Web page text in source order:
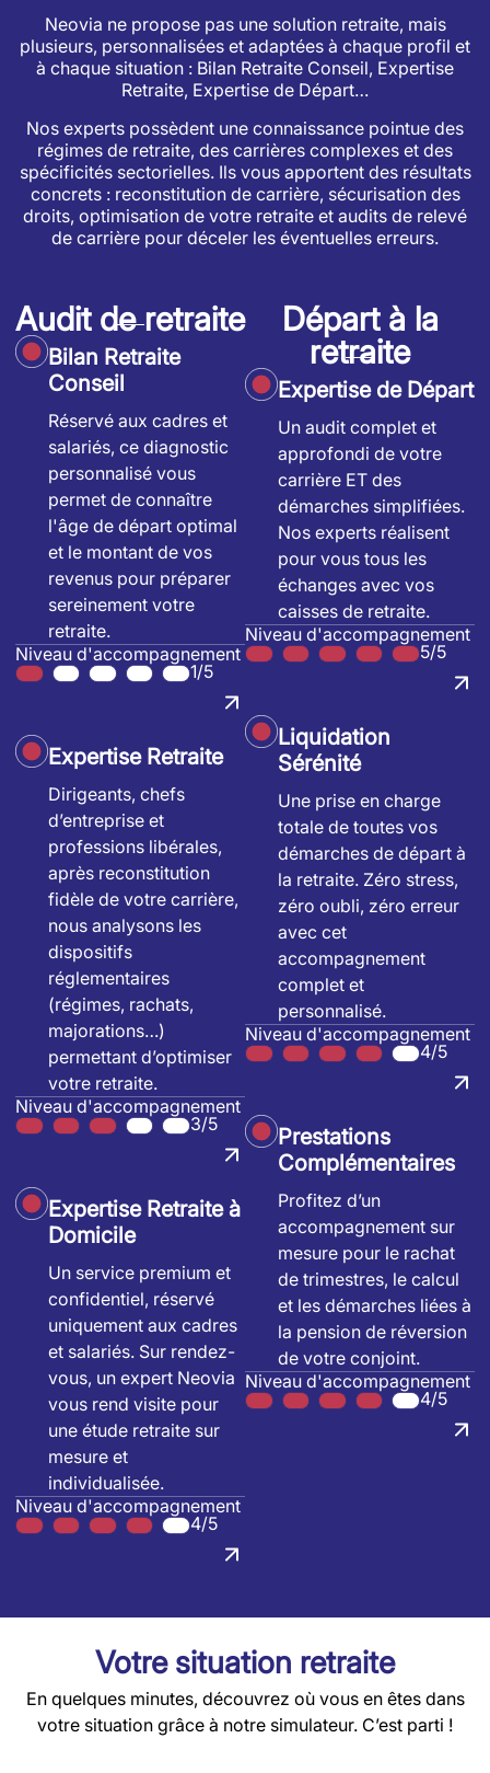
Neovia ne propose pas une solution retraite, mais
plusieurs, personnalisées et adaptées à chaque profil et
à chaque situation : Bilan Retraite Conseil, Expertise
Retraite, Expertise de Départ…
Nos experts possèdent une connaissance pointue des
régimes de retraite, des carrières complexes et des
spécificités sectorielles. Ils vous apportent des résultats
concrets : reconstitution de carrière, sécurisation des
droits, optimisation de votre retraite et audits de relevé
de carrière pour déceler les éventuelles erreurs.
Audit de retraite
Bilan Retraite
Conseil
Réservé aux cadres et
salariés, ce diagnostic
personnalisé vous
permet de connaître
l'âge de départ optimal
et le montant de vos
revenus pour préparer
sereinement votre
retraite.
Niveau d'accompagnement
1/5
Expertise Retraite
Dirigeants, chefs
d’entreprise et
professions libérales,
après reconstitution
fidèle de votre carrière,
nous analysons les
dispositifs
réglementaires
(régimes, rachats,
majorations…)
permettant d’optimiser
votre retraite.
Niveau d'accompagnement
3/5
Expertise Retraite à
Domicile
Un service premium et
confidentiel, réservé
uniquement aux cadres
et salariés. Sur rendez-
vous, un expert Neovia
vous rend visite pour
une étude retraite sur
mesure et
individualisée.
Niveau d'accompagnement
4/5
Départ à la
retraite
Expertise de Départ
Un audit complet et
approfondi de votre
carrière ET des
démarches simplifiées.
Nos experts réalisent
pour vous tous les
échanges avec vos
caisses de retraite.
Niveau d'accompagnement
5/5
Liquidation
Sérénité
Une prise en charge
totale de toutes vos
démarches de départ à
la retraite. Zéro stress,
zéro oubli, zéro erreur
avec cet
accompagnement
complet et
personnalisé.
Niveau d'accompagnement
4/5
Prestations
Complémentaires
Profitez d’un
accompagnement sur
mesure pour le rachat
de trimestres, le calcul
et les démarches liées à
la pension de réversion
de votre conjoint.
Niveau d'accompagnement
4/5
Votre situation retraite
En quelques minutes, découvrez où vous en êtes dans
votre situation grâce à notre simulateur. C’est parti !